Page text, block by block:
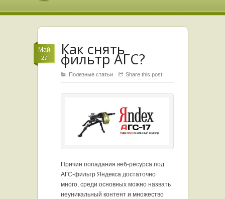
Май
27 Как снять
фильтр АГС?
Полезные статьи Share this post
Причин попадания веб-ресурса под
АГС-фильтр Яндекса достаточно
много, среди основных можно назвать
неуникальный контент и множество